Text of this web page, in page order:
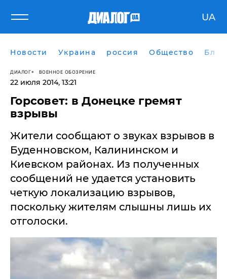
UA
Новости Украина россия Общество
ДИАЛОГ ВОЕННОЕ ОБОЗРЕНИЕ
22 июля 2014, 13:21
Горсовет: в Донецке гремят
взрывы
Жители сообщают о звуках взрывов в
Буденновском, Калининском и
Киевском районах. Из полученных
сообщений не удается установить
четкую локализацию взрывов,
поскольку жителям слышны лишь их
отголоски.